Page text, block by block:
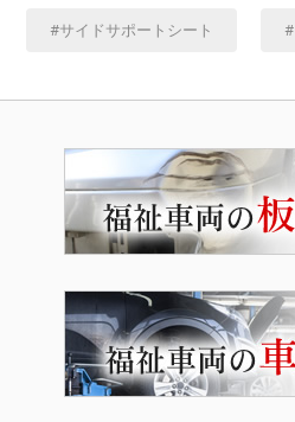
サイドサポートシート